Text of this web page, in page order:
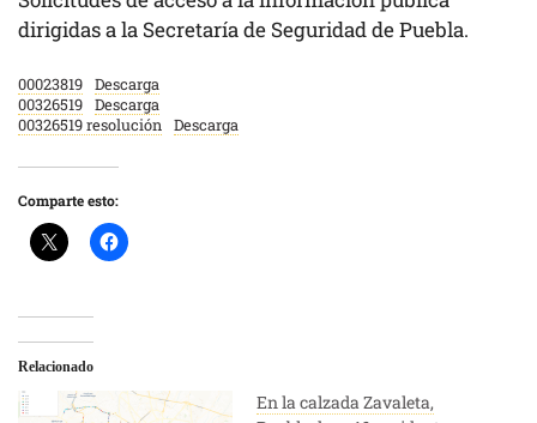
dirigidas a la Secretaría de Seguridad de Puebla.
00023819
Descarga
00326519
Descarga
00326519 resolución
Descarga
Comparte esto:
Relacionado
En la calzada Zavaleta,